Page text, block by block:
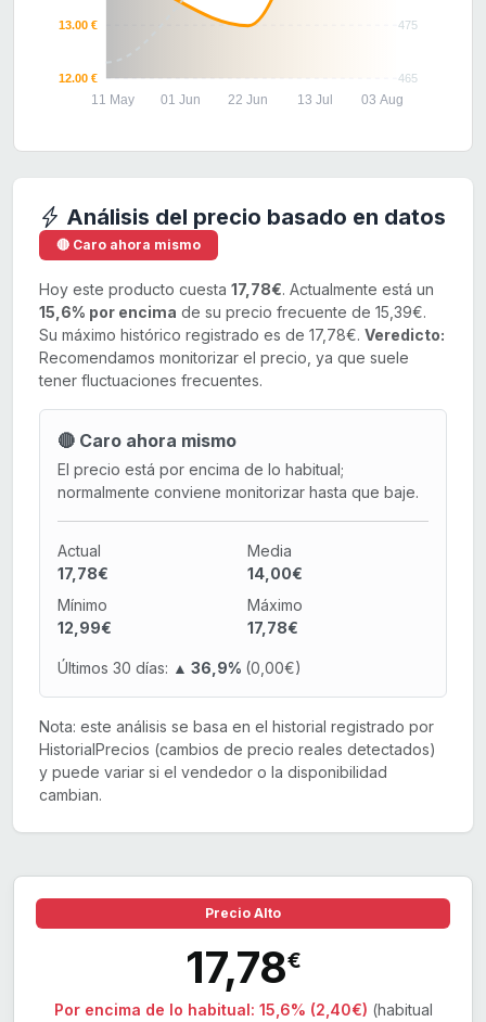
475
465
13.00 €
12.00 €
11 May 01 Jun 22 Jun 13 Jul 03 Aug
Análisis del precio basado en datos
🔴 Caro ahora mismo
Hoy este producto cuesta 17,78€. Actualmente está un
15,6% por encima de su precio frecuente de 15,39€.
Su máximo histórico registrado es de 17,78€. Veredicto:
Recomendamos monitorizar el precio, ya que suele
tener fluctuaciones frecuentes.
🔴 Caro ahora mismo
El precio está por encima de lo habitual;
normalmente conviene monitorizar hasta que baje.
Actual
17,78€
Media
14,00€
Mínimo
12,99€
Máximo
17,78€
Últimos 30 días: ▲ 36,9% (0,00€)
Nota: este análisis se basa en el historial registrado por
HistorialPrecios (cambios de precio reales detectados)
y puede variar si el vendedor o la disponibilidad
cambian.
Precio Alto
17,78€
Por encima de lo habitual: 15,6% (2,40€) (habitual